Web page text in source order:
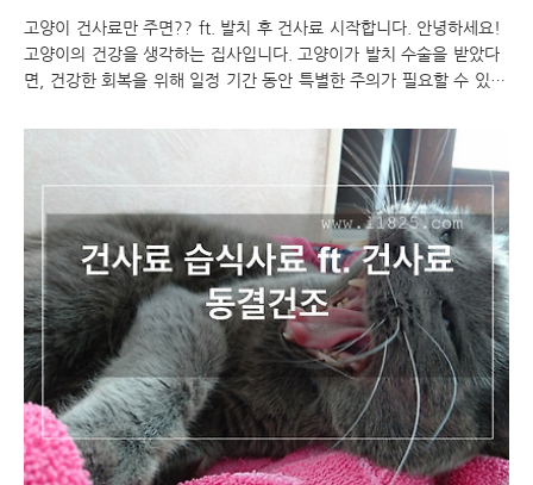
고양이 건사료만 주면?? ft. 발치 후 건사료 시작합니다. 안녕하세요!
고양이의 건강을 생각하는 집사입니다. 고양이가 발치 수술을 받았다
면, 건강한 회복을 위해 일정 기간 동안 특별한 주의가 필요할 수 있습
대한 관리가 중요합니다. 건강한 고양이의 식이 관리를 위해 건강한 사
료를 선택하는 것이 중요합니다. 발치 수술 후에는 부드럽고 쉽게 씹
을 수 있는 건사료를 고르는 것이 좋습니다. 식이섬유 함유량이 높고,
물이 충분히 함유된 사료를 선택하면 좋습니다. 또한, 발치 후에는 식
사를 더 자주 나눠주는 것이 좋을 수도 있습니다. 고양이의 건강을 위
해서는 수의사의 조언에 따라 건강한 사료를 선택하고, 식사를 관리하
는 것이 중요합니다. 건강한 ..